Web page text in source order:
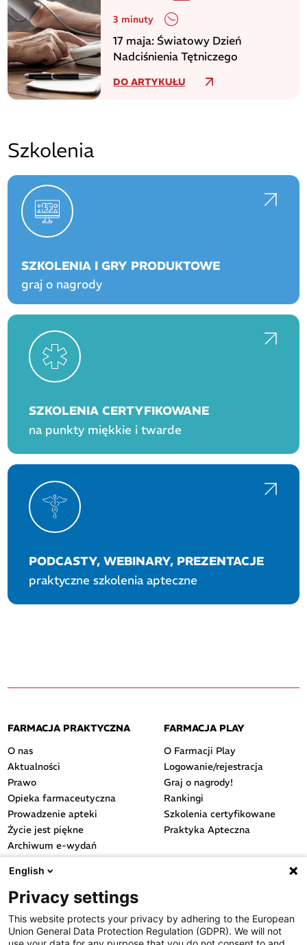
3 minuty
17 maja: Światowy Dzień
Nadciśnienia Tętniczego
DO ARTYKUŁU
Szkolenia
SZKOLENIA I GRY PRODUKTOWE
graj o nagrody
SZKOLENIA CERTYFIKOWANE
na punkty miękkie i twarde
PODCASTY, WEBINARY, PREZENTACJE
praktyczne szkolenia apteczne
FARMACJA PRAKTYCZNA
O nas
Aktualności
Prawo
Opieka farmaceutyczna
Prowadzenie apteki
Życie jest piękne
Archiwum e-wydań
Przydatne linki
FARMACJA PLAY
O Farmacji Play
Logowanie/rejestracja
Graj o nagrody!
Rankingi
Szkolenia certyfikowane
Praktyka Apteczna
OGÓLNE
Polityka prywatności
English
Privacy settings
This website protects your privacy by adhering to the European
Union General Data Protection Regulation (GDPR). We will not